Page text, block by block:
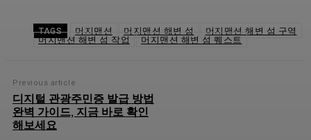
TAGS 머지맨션 머지맨션 해변 섬
머지맨션 해변 섬 구역
머지맨션 해변 섬 작업
머지맨션 해변 섬 퀘스트
Previous article
디지털 관광주민증 발급 방법
완벽 가이드, 지금 바로 확인
해보세요